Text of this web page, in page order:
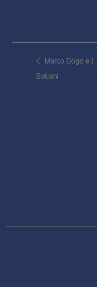
Marco Dogo e i
Balcani